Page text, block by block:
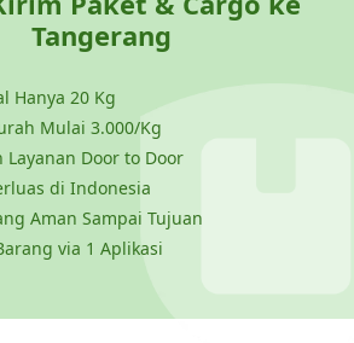
Tangerang
Hanya 20 Kg
Mulai 3.000/Kg
Layanan Door to Door
di Indonesia
Aman Sampai Tujuan
via 1 Aplikasi